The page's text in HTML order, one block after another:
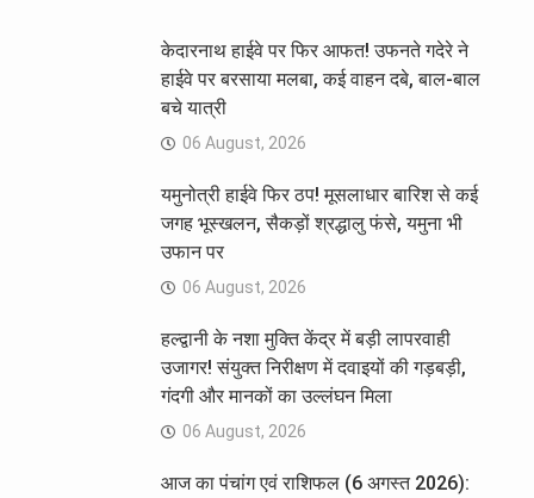
केदारनाथ हाईवे पर फिर आफत! उफनते गदेरे ने
हाईवे पर बरसाया मलबा, कई वाहन दबे, बाल-बाल
बचे यात्री
06 August, 2026
यमुनोत्री हाईवे फिर ठप! मूसलाधार बारिश से कई
जगह भूस्खलन, सैकड़ों श्रद्धालु फंसे, यमुना भी
उफान पर
06 August, 2026
हल्द्वानी के नशा मुक्ति केंद्र में बड़ी लापरवाही
उजागर! संयुक्त निरीक्षण में दवाइयों की गड़बड़ी,
गंदगी और मानकों का उल्लंघन मिला
06 August, 2026
आज का पंचांग एवं राशिफल (6 अगस्त 2026):